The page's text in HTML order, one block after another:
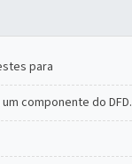
para
componente do DFD.